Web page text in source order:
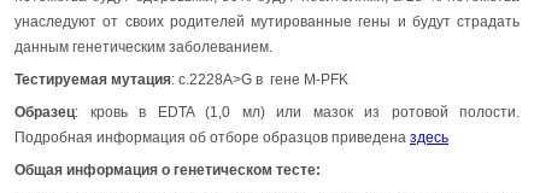
унаследуют от своих родителей мутированные гены и будут страдать
данным генетическим заболеванием.
Тестируемая мутация: c.2228A>G в гене M-PFK
Образец: кровь в EDTA (1,0 мл) или мазок из ротовой полости.
Подробная информация об отборе образцов приведена здесь
Общая информация о генетическом тесте: